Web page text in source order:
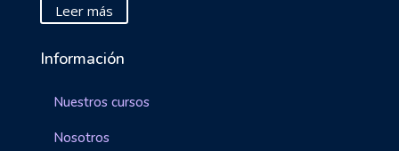
Leer más
Información
Nuestros cursos
Nosotros